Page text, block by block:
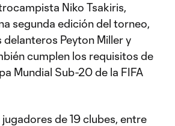
Niko Tsakiris,
segunda edición del torneo,
delanteros Peyton Miller y
cumplen los requisitos de
Mundial Sub-20 de la FIFA
de 19 clubes, entre